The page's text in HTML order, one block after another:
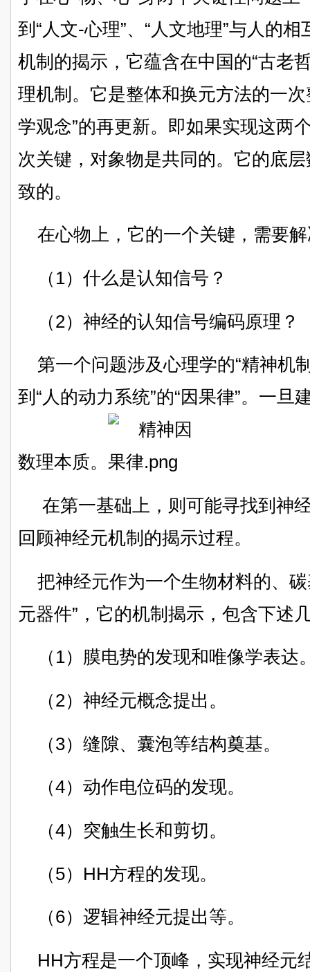
到“人文-心理”、“人文地理”与人的
机制的揭示，它蕴含在中国的“古老
理机制。它是整体和换元方法的一
学观念”的再更新。即如果实现这两
次关键，对象物是共同的。它的底
致的。
在心物上，它的一个关键，需要
（1）什么是认知信号？
（2）神经的认知信号编码原理？
第一个问题涉及心理学的“精神机
到“人的动力系统”的“因果律”。一
数理本质。
在第一基础上，则可能寻找到神
回顾神经元机制的揭示过程。
把神经元作为一个生物材料的、
元器件”，它的机制揭示，包含下述
（1）膜电势的发现和唯像学表达
（2）神经元概念提出。
（3）缝隙、囊泡等结构奠基。
（4）动作电位码的发现。
（4）突触生长和剪切。
（5）HH方程的发现。
（6）逻辑神经元提出等。
HH方程是一个顶峰，实现神经元